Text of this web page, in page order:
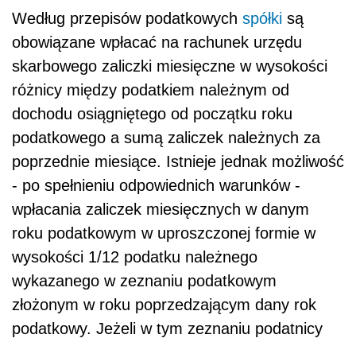
Według przepisów podatkowych spółki są
obowiązane wpłacać na rachunek urzędu
skarbowego zaliczki miesięczne w wysokości
różnicy między podatkiem należnym od
dochodu osiągniętego od początku roku
podatkowego a sumą zaliczek należnych za
poprzednie miesiące. Istnieje jednak możliwość
- po spełnieniu odpowiednich warunków -
wpłacania zaliczek miesięcznych w danym
roku podatkowym w uproszczonej formie w
wysokości 1/12 podatku należnego
wykazanego w zeznaniu podatkowym
złożonym w roku poprzedzającym dany rok
podatkowy. Jeżeli w tym zeznaniu podatnicy